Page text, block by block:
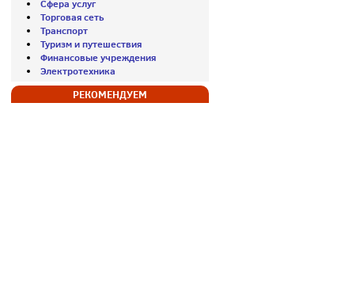
Сфера услуг
Торговая сеть
Транспорт
Туризм и путешествия
Финансовые учреждения
Электротехника
РЕКОМЕНДУЕМ